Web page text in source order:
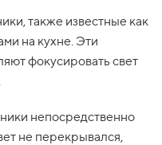
также известные как
на кухне. Эти
фокусировать свет
непосредственно
не перекрывался,